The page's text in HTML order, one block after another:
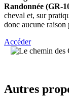
Randonnée (GR-
cheval et, sur
donc aucune raison
Accéder
Autres p